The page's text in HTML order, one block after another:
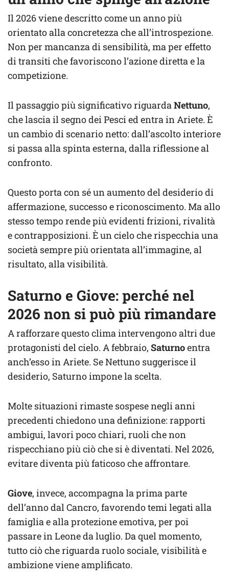
Il 2026 viene descritto come un anno più
orientato alla concretezza che all’introspezione.
Non per mancanza di sensibilità, ma per effetto
di transiti che favoriscono l’azione diretta e la
competizione.
Il passaggio più significativo riguarda Nettuno,
che lascia il segno dei Pesci ed entra in Ariete. È
un cambio di scenario netto: dall’ascolto interiore
si passa alla spinta esterna, dalla riflessione al
confronto.
Questo porta con sé un aumento del desiderio di
affermazione, successo e riconoscimento. Ma allo
stesso tempo rende più evidenti frizioni, rivalità
e contrapposizioni. È un cielo che rispecchia una
società sempre più orientata all’immagine, al
risultato, alla visibilità.
Saturno e Giove: perché nel
2026 non si può più rimandare
A rafforzare questo clima intervengono altri due
protagonisti del cielo. A febbraio, Saturnoentra
anch’esso in Ariete. Se Nettuno suggerisce il
desiderio, Saturno impone la scelta.
Molte situazioni rimaste sospese negli anni
precedenti chiedono una definizione: rapporti
ambigui, lavori poco chiari, ruoli che non
rispecchiano più ciò che si è diventati. Nel 2026,
evitare diventa più faticoso che affrontare.
Giove, invece, accompagna la prima parte
dell’anno dal Cancro, favorendo temi legati alla
famiglia e alla protezione emotiva, per poi
passare in Leone da luglio. Da quel momento,
tutto ciò che riguarda ruolo sociale, visibilità e
ambizione viene amplificato.